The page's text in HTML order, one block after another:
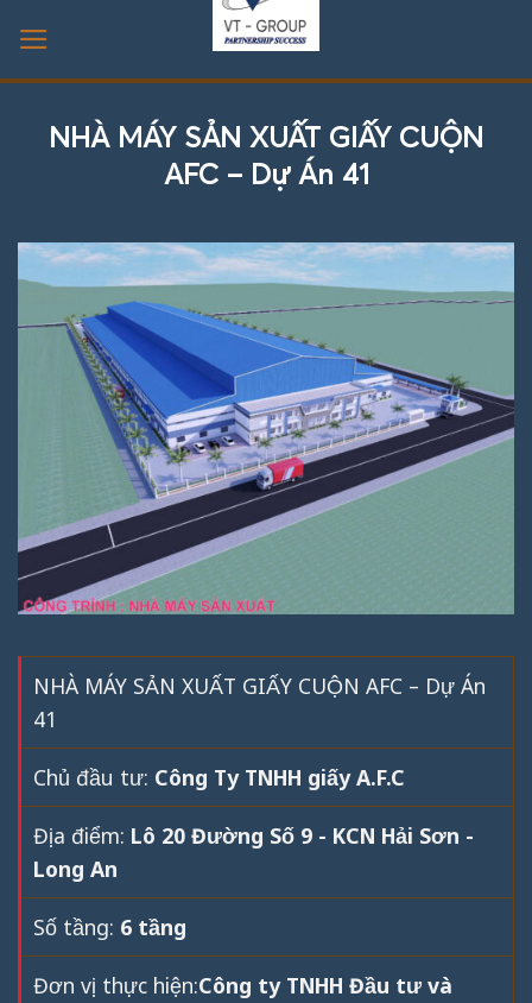
qua
nội
NHÀ MÁY SẢN XUẤT GIẤY CUỘN
AFC – Dự Án 41
NHÀ MÁY SẢN XUẤT GIẤY CUỘN AFC – Dự Án
41
Chủ đầu tư: Công Ty TNHH giấy A.F.C
Địa điểm: Lô 20 Đường Số 9 - KCN Hải Sơn -
Long An
Số tầng: 6 tầng
Đơn vị thực hiện:Công ty TNHH Đầu tư và